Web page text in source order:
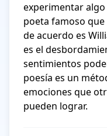
experimentar
poeta famoso
de acuerdo es
es el
sentimientos
poesía es un
emociones que
pueden lograr.